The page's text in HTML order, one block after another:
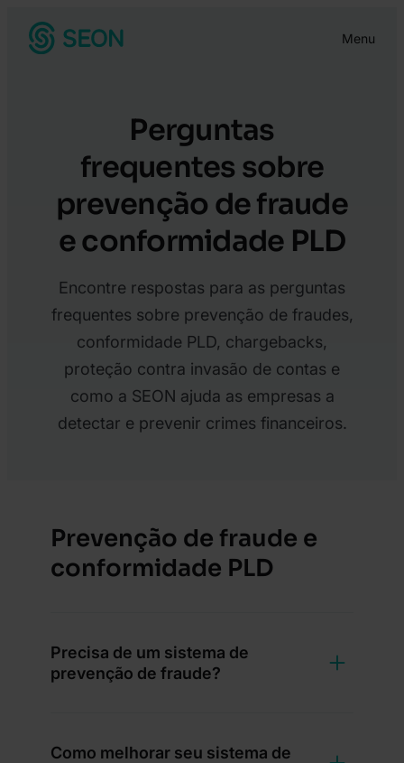
Pular
para
Menu
Perguntas
frequentes sobre
prevenção de fraude
e conformidade PLD
Encontre respostas para as perguntas
frequentes sobre prevenção de fraudes,
conformidade PLD, chargebacks,
proteção contra invasão de contas e
como a SEON ajuda as empresas a
detectar e prevenir crimes financeiros.
Prevenção de fraude e
conformidade PLD
Precisa de um sistema de
prevenção de fraude?
Como melhorar seu sistema de